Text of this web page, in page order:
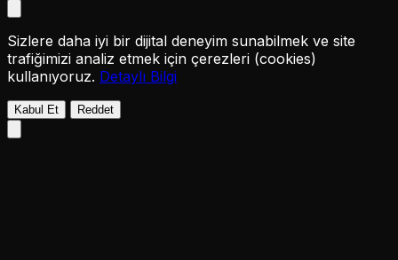
Sizlere daha iyi bir dijital deneyim sunabilmek ve site
trafiğimizi analiz etmek için çerezleri (cookies)
kullanıyoruz. Detaylı Bilgi
Kabul Et Reddet